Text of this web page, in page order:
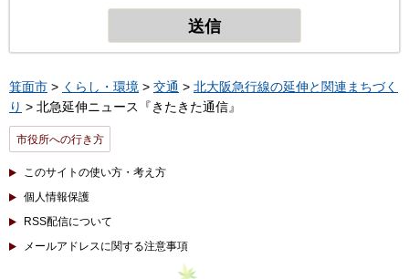
箕面市 > くらし・環境 > 交通 > 北大阪急行線の延伸と関連まちづく
り > 北急延伸ニュース『きたきた通信』
市役所への行き方
このサイトの使い方・考え方
個人情報保護
RSS配信について
メールアドレスに関する注意事項